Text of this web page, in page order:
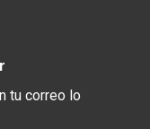
tu correo lo